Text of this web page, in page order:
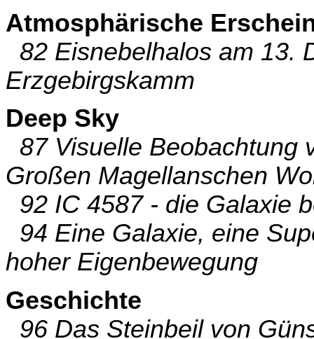
Atmosphärische
82 Eisnebelhalos am 13.
Erzgebirgskamm
Deep Sky
87 Visuelle Beobachtung
Großen Magellanschen
92 IC 4587 - die Galaxie
94 Eine Galaxie, eine
hoher Eigenbewegung
Geschichte
96 Das Steinbeil von